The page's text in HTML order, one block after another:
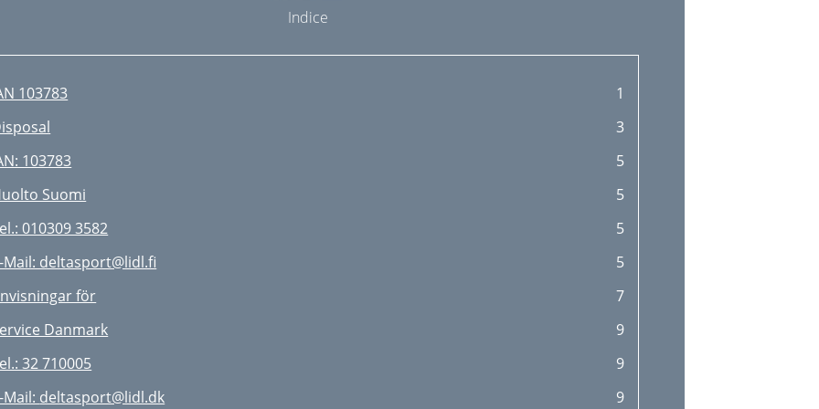
Indice
103783
1
3
103783
5
Suomi
5
010309 3582
5
Mail: deltasport@lidl.ﬁ
5
för
7
Danmark
9
32 710005
9
Mail: deltasport@lidl.dk
9